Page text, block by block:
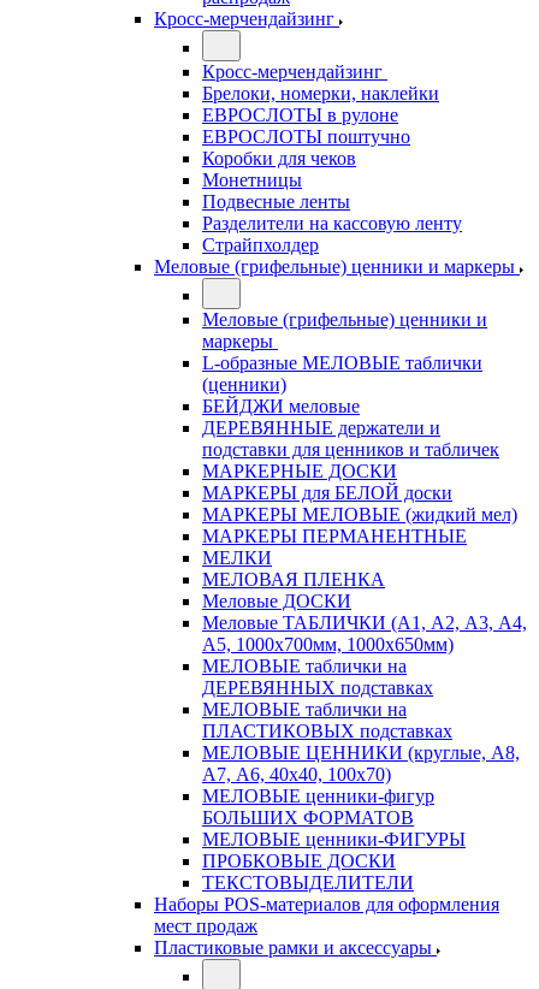
Кросс-мерчендайзинг
Кросс-мерчендайзинг
Брелоки, номерки, наклейки
ЕВРОСЛОТЫ в рулоне
ЕВРОСЛОТЫ поштучно
Коробки для чеков
Монетницы
Подвесные ленты
Разделители на кассовую ленту
Страйпхолдер
Меловые (грифельные) ценники и маркеры
Меловые (грифельные) ценники и
маркеры
L-образные МЕЛОВЫЕ таблички
(ценники)
БЕЙДЖИ меловые
ДЕРЕВЯННЫЕ держатели и
подставки для ценников и табличек
МАРКЕРНЫЕ ДОСКИ
МАРКЕРЫ для БЕЛОЙ доски
МАРКЕРЫ МЕЛОВЫЕ (жидкий мел)
МАРКЕРЫ ПЕРМАНЕНТНЫЕ
МЕЛКИ
МЕЛОВАЯ ПЛЕНКА
Меловые ДОСКИ
Меловые ТАБЛИЧКИ (А1, А2, А3, А4,
А5, 1000х700мм, 1000х650мм)
МЕЛОВЫЕ таблички на
ДЕРЕВЯННЫХ подставках
МЕЛОВЫЕ таблички на
ПЛАСТИКОВЫХ подставках
МЕЛОВЫЕ ЦЕННИКИ (круглые, А8,
А7, А6, 40х40, 100х70)
МЕЛОВЫЕ ценники-фигур
БОЛЬШИХ ФОРМАТОВ
МЕЛОВЫЕ ценники-ФИГУРЫ
ПРОБКОВЫЕ ДОСКИ
ТЕКСТОВЫДЕЛИТЕЛИ
Наборы POS-материалов для оформления
мест продаж
Пластиковые рамки и аксессуары